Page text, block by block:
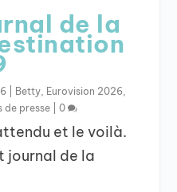
de la
Betty Eurovision 2026
de presse |0
et le voilà.
journal de la